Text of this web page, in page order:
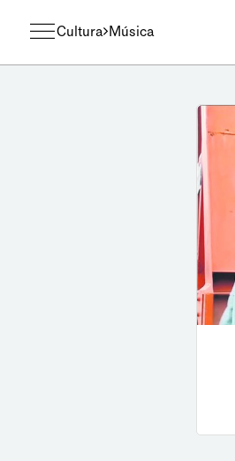
Cultura Música